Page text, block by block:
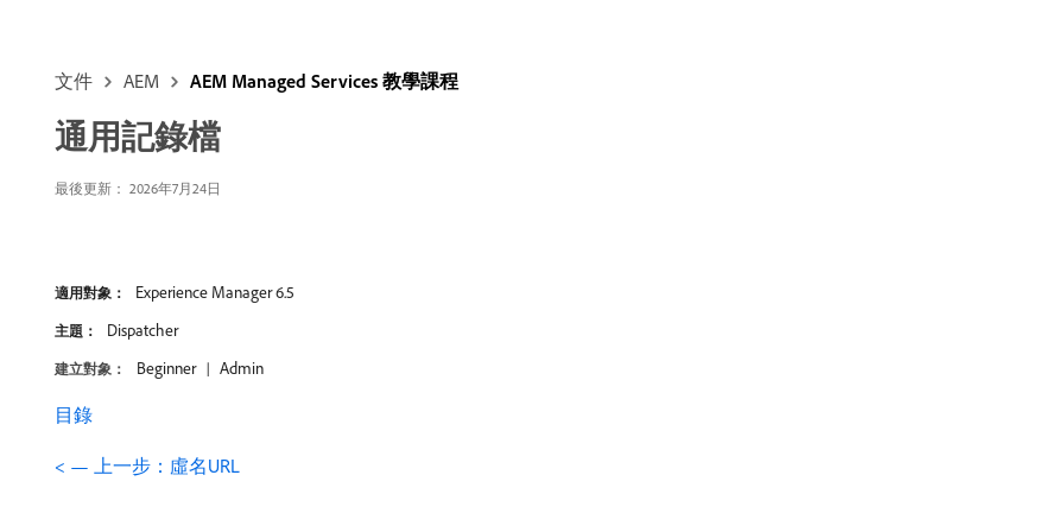
文件 AEM AEM Managed Services 教學課程
通用記錄檔
最後更新： 2026年7月24日
適用對象： Experience Manager 6.5
主題： Dispatcher
建立對象： Beginner Admin
目錄
< — 上一步：虛名URL